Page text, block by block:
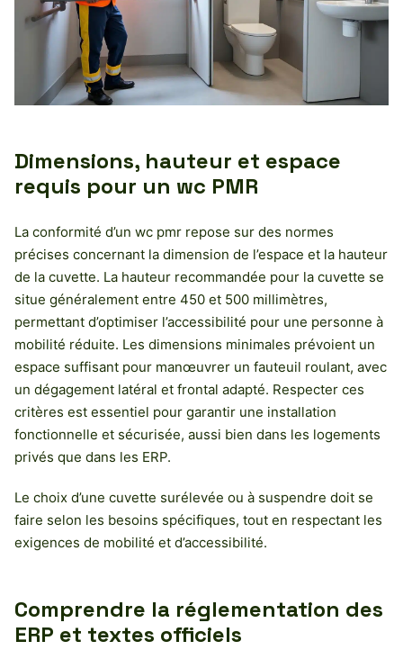
Dimensions, hauteur et espace
requis pour un wc PMR
La conformité d’un wc pmr repose sur des normes
précises concernant la dimension de l’espace et la hauteur
de la cuvette. La hauteur recommandée pour la cuvette se
situe généralement entre 450 et 500 millimètres,
permettant d’optimiser l’accessibilité pour une personne à
mobilité réduite. Les dimensions minimales prévoient un
espace suffisant pour manœuvrer un fauteuil roulant, avec
un dégagement latéral et frontal adapté. Respecter ces
critères est essentiel pour garantir une installation
fonctionnelle et sécurisée, aussi bien dans les logements
privés que dans les ERP.
Le choix d’une cuvette surélevée ou à suspendre doit se
faire selon les besoins spécifiques, tout en respectant les
exigences de mobilité et d’accessibilité.
Comprendre la réglementation des
ERP et textes officiels